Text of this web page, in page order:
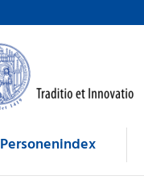
Personenindex